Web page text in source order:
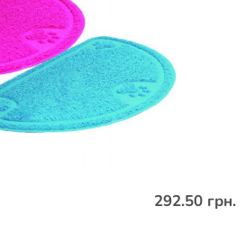
292.50 грн.